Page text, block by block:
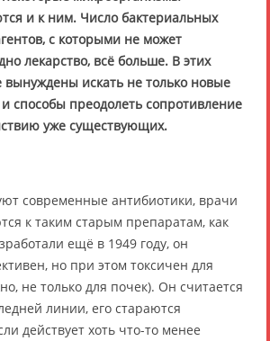
и к ним. Число бактериальных
с которыми не может
лекарство, всё больше. В этих
вынуждены искать не только новые
способы преодолеть сопротивление
уже существующих.
современные антибиотики, врачи
к таким старым препаратам, как
ещё в 1949 году, он
но при этом токсичен для
не только для почек). Он считается
линии, его стараются
действует хоть что-то менее